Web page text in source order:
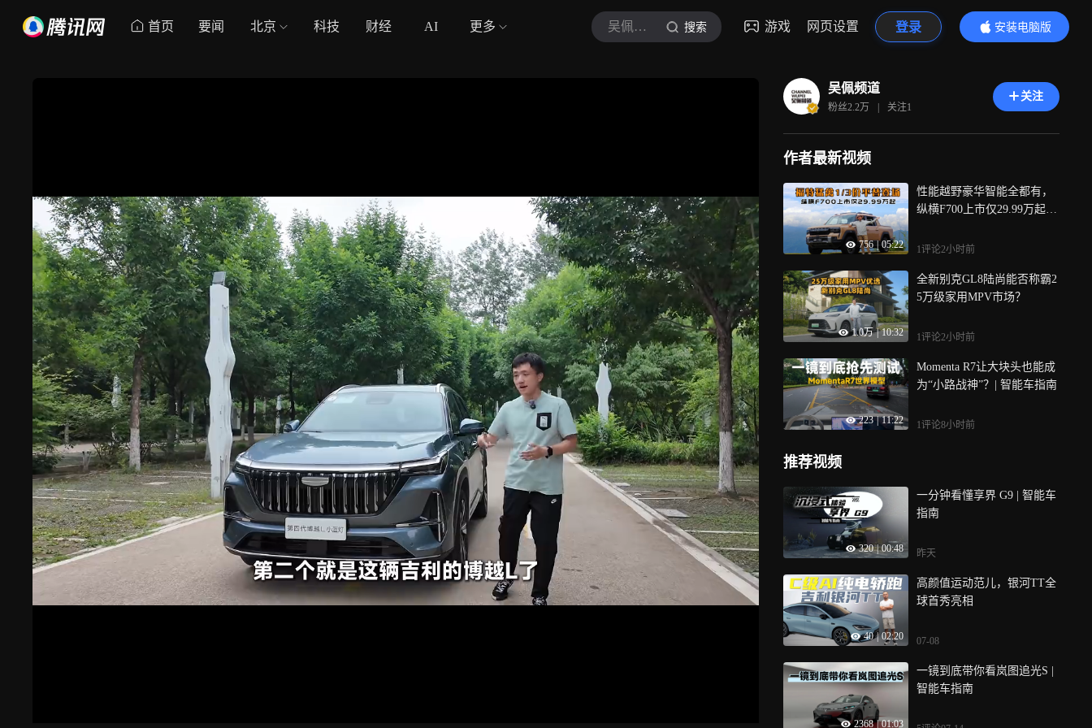
首页 要闻 北京 科技 财经 AI 更多 吴佩频道 搜索 游戏 网页设置 登录
安装电脑版
内容更精彩
吴佩频道
粉丝2.2万 | 关注1
关注
作者最新视频
756 | 05:22
性能越野豪华智能全都有，
纵横F700上市仅29.99万起 |
1评论2小时前
1.0万 | 10:32
全新别克GL8陆尚能否称霸2
5万级家用MPV市场？
1评论2小时前
223 | 11:22
Momenta R7让大块头也能成
为“小路战神”？| 智能车指南
1评论8小时前
推荐视频
320 | 00:48
一分钟看懂享界 G9 | 智能车
指南
昨天
40 | 02:20
高颜值运动范儿，银河TT全
球首秀亮相
07-08
2368 | 01:03
一镜到底带你看岚图追光S |
智能车指南